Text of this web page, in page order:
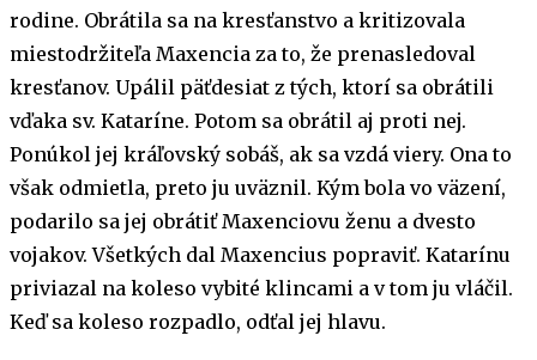
rodine. Obrátila sa na kresťanstvo a kritizovala
miestodržiteľa Maxencia za to, že prenasledoval
kresťanov. Upálil päťdesiat z tých, ktorí sa obrátili
vďaka sv. Kataríne. Potom sa obrátil aj proti nej.
Ponúkol jej kráľovský sobáš, ak sa vzdá viery. Ona to
však odmietla, preto ju uväznil. Kým bola vo väzení,
podarilo sa jej obrátiť Maxenciovu ženu a dvesto
vojakov. Všetkých dal Maxencius popraviť. Katarínu
priviazal na koleso vybité klincami a v tom ju vláčil.
Keď sa koleso rozpadlo, odťal jej hlavu.